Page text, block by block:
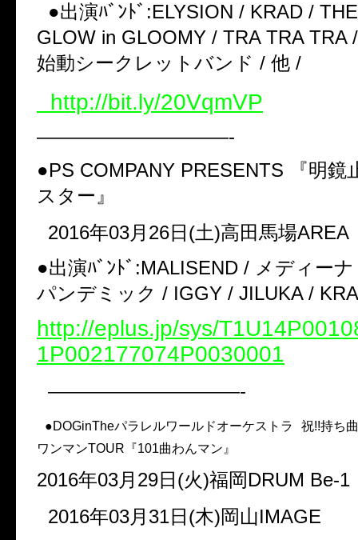
●出演ﾊﾞﾝﾄﾞ:ELYSION / KRAD /
GLOW in GLOOMY / TRA TRA TRA
始動シークレットバンド / 他 /
http://bit.ly/20VqmVP
——————————-
●PS COMPANY PRESENTS 『明鏡
スター』
2016年03月26日(土)高田馬場
●出演ﾊﾞﾝﾄﾞ:MALISEND / メディー
パンデミック / IGGY / JILUKA /
http://eplus.jp/sys/
1P002177074P0030001
——————————-
●DOGinTheパラレルワールドオーケストラ 祝!!持ち
ワンマンTOUR『101曲わんマン』
2016年03月29日(火)福岡DRUM Be-1
2016年03月31日(木)岡山IMAGE